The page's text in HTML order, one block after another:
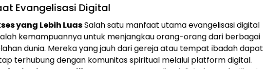
Evangelisasi Digital
yang Lebih LuasSalah satu manfaat utama evangelisasi digital
kemampuannya untuk menjangkau orang-orang dari berbagai
dunia. Mereka yang jauh dari gereja atau tempat ibadah dapat
terhubung dengan komunitas spiritual melalui platform digital.